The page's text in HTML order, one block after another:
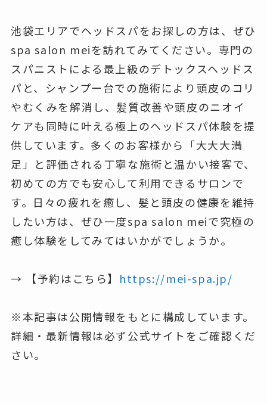
池袋エリアでヘッドスパをお探しの方は、ぜひ
spa salon meiを訪れてみてください。専門の
スパニストによる最上級のデトックスヘッドス
パと、シャンプー台での施術により頭皮のコリ
やむくみを解消し、髪質改善や頭皮のニオイ
ケアも同時に叶える極上のヘッドスパ体験を提
供しています。多くのお客様から「大大大満
足」と評価される丁寧な施術と温かい接客で、
初めての方でも安心して利用できるサロンで
す。日々の疲れを癒し、髪と頭皮の健康を維持
したい方は、ぜひ一度spa salon meiで究極の
癒し体験をしてみてはいかがでしょうか。
→ 【予約はこちら】 https://mei-spa.jp/
※本記事は公開情報をもとに構成しています。
詳細・最新情報は必ず公式サイトをご確認くだ
さい。